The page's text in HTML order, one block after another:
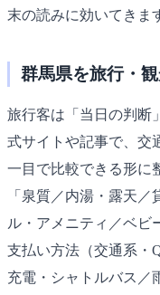
末の読みに効いてきま
群馬県を旅行・
旅行客は「当日の判断
式サイトや記事で、交
一目で比較できる形に
「泉質／内湯・露天
ル・アメニティ／ベビ
支払い方法（交通系・
充電・シャトルバス／